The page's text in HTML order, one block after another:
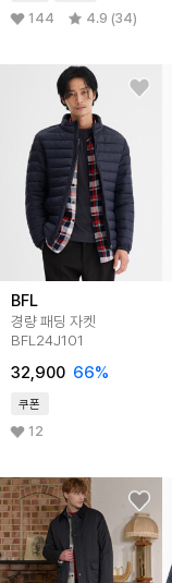
144 4.9 (34)
BFL
경량 패딩 자켓
BFL24J101
32,900 66%
쿠폰
12